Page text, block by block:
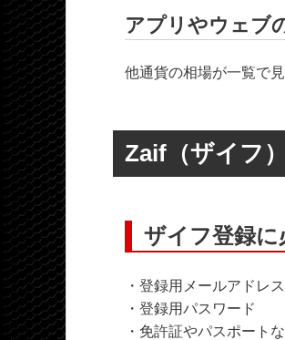
アプリやウェブ
他通貨の相場が一覧で
Zaif（ザイフ
ザイフ登録に
・登録用メールアドレス
・登録用パスワード
・免許証やパスポート